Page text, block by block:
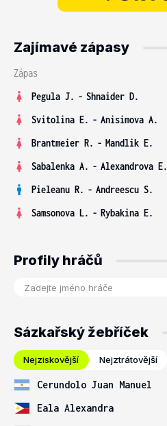
Zajímavé zápasy
Zápas
Pegula J. - Shnaider D.
Svitolina E. - Anisimova A.
Brantmeier R. - Mandlik E.
Sabalenka A. - Alexandrova E.
Pieleanu R. - Andreescu S.
Samsonova L. - Rybakina E.
Profily hráčů
Sázkařský žebříček
Nejziskovější Nejztrátovější
Cerundolo Juan Manuel
Eala Alexandra